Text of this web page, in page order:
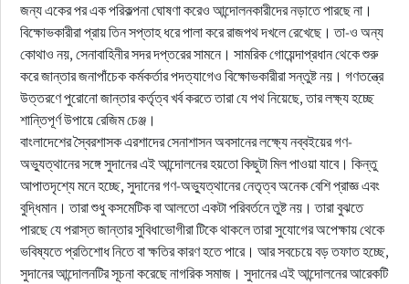
জন্য একের পর এক পরিকল্পনা ঘোষণা করেও আন্দোলনকারীদের নড়াতে পারছে না।
বিক্ষোভকারীরা প্রায় তিন সপ্তাহ ধরে পালা করে রাজপথ দখলে রেখেছে। তা-ও অন্য
কোথাও নয়, সেনাবাহিনীর সদর দপ্তরের সামনে। সামরিক গোয়েন্দাপ্রধান থেকে শুরু
করে জান্তার জনাপাঁচেক কর্মকর্তার পদত্যাগেও বিক্ষোভকারীরা সন্তুষ্ট নয়। গণতন্ত্রে
উত্তরণে পুরোনো জান্তার কর্তৃত্ব খর্ব করতে তারা যে পথ নিয়েছে, তার লক্ষ্য হচ্ছে
শান্তিপূর্ণ উপায়ে রেজিম চেঞ্জ।
বাংলাদেশের স্বৈরশাসক এরশাদের সেনাশাসন অবসানের লক্ষ্যে নব্বইয়ের গণ-
অভ্যুত্থানের সঙ্গে সুদানের এই আন্দোলনের হয়তো কিছুটা মিল পাওয়া যাবে। কিন্তু
আপাতদৃশ্যে মনে হচ্ছে, সুদানের গণ-অভ্যুত্থানের নেতৃত্ব অনেক বেশি প্রাজ্ঞ এবং
বুদ্ধিমান। তারা শুধু কসমেটিক বা আলতো একটা পরিবর্তনে তুষ্ট নয়। তারা বুঝতে
পারছে যে পরাস্ত জান্তার সুবিধাভোগীরা টিকে থাকলে তারা সুযোগের অপেক্ষায় থেকে
ভবিষ্যতে প্রতিশোধ নিতে বা ক্ষতির কারণ হতে পারে। আর সবচেয়ে বড় তফাত হচ্ছে,
সুদানের আন্দোলনটির সূচনা করেছে নাগরিক সমাজ। সুদানের এই আন্দোলনের আরেকটি